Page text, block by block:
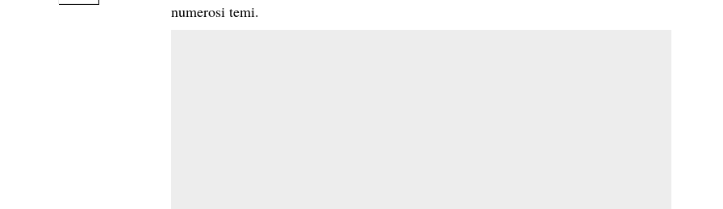
numerosi temi.